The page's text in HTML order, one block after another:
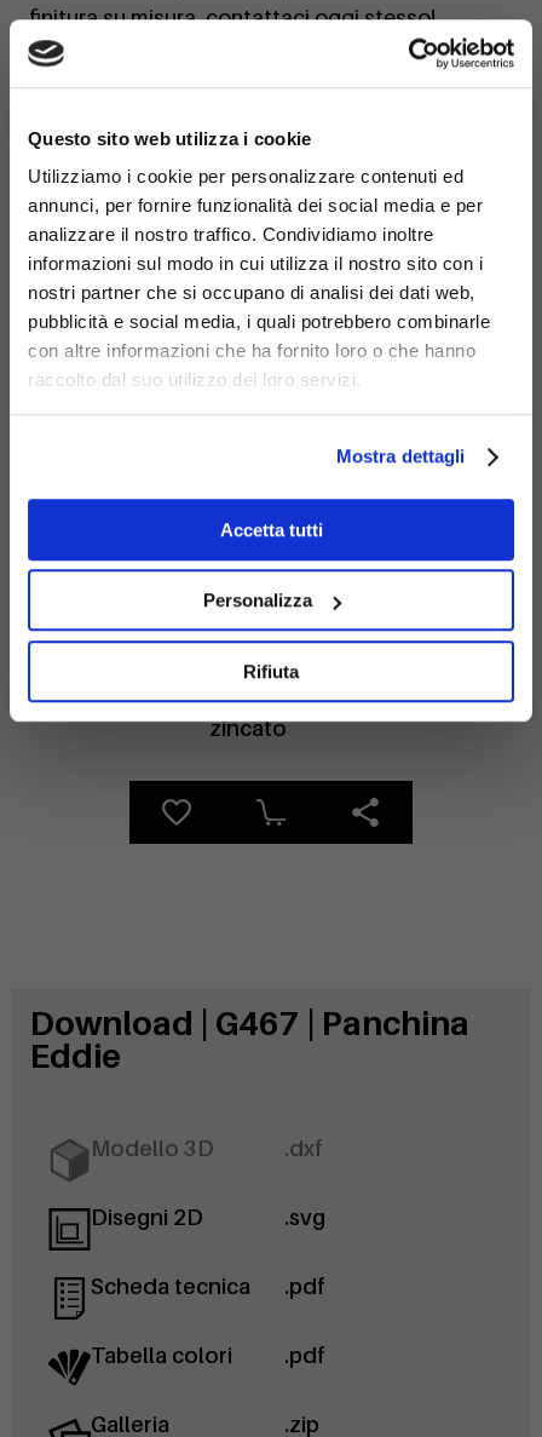
Questo sito web utilizza i cookie
Utilizziamo i cookie per personalizzare contenuti ed
annunci, per fornire funzionalità dei social media e per
analizzare il nostro traffico. Condividiamo inoltre
informazioni sul modo in cui utilizza il nostro sito con i
nostri partner che si occupano di analisi dei dati web,
pubblicità e social media, i quali potrebbero combinarle
con altre informazioni che ha fornito loro o che hanno
raccolto dal suo utilizzo dei loro servizi.
Mostra dettagli
Accetta tutti
Personalizza
Rifiuta
finitura su misura, contattaci oggi stesso!
Materiali
legno Acciaio
zincato
Download | G467 | Panchina
Eddie
Modello 3D .dxf
Disegni 2D .svg
Scheda tecnica .pdf
Tabella colori .pdf
Galleria .zip